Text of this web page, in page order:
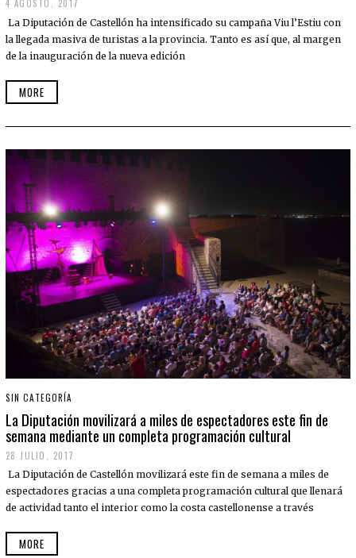
4 AGOSTO, 2017
La Diputación de Castellón ha intensificado su campaña Viu l’Estiu con
la llegada masiva de turistas a la provincia. Tanto es así que, al margen
de la inauguración de la nueva edición
MORE
SIN CATEGORÍA
La Diputación movilizará a miles de espectadores este fin de
semana mediante un completa programación cultural
28 JULIO, 2017
J
U
N
I
O
La Diputación de Castellón movilizará este fin de semana a miles de
espectadores gracias a una completa programación cultural que llenará
de actividad tanto el interior como la costa castellonense a través
MORE